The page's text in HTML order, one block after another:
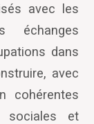
avec les
échanges
dans
avec
cohérentes
sociales et